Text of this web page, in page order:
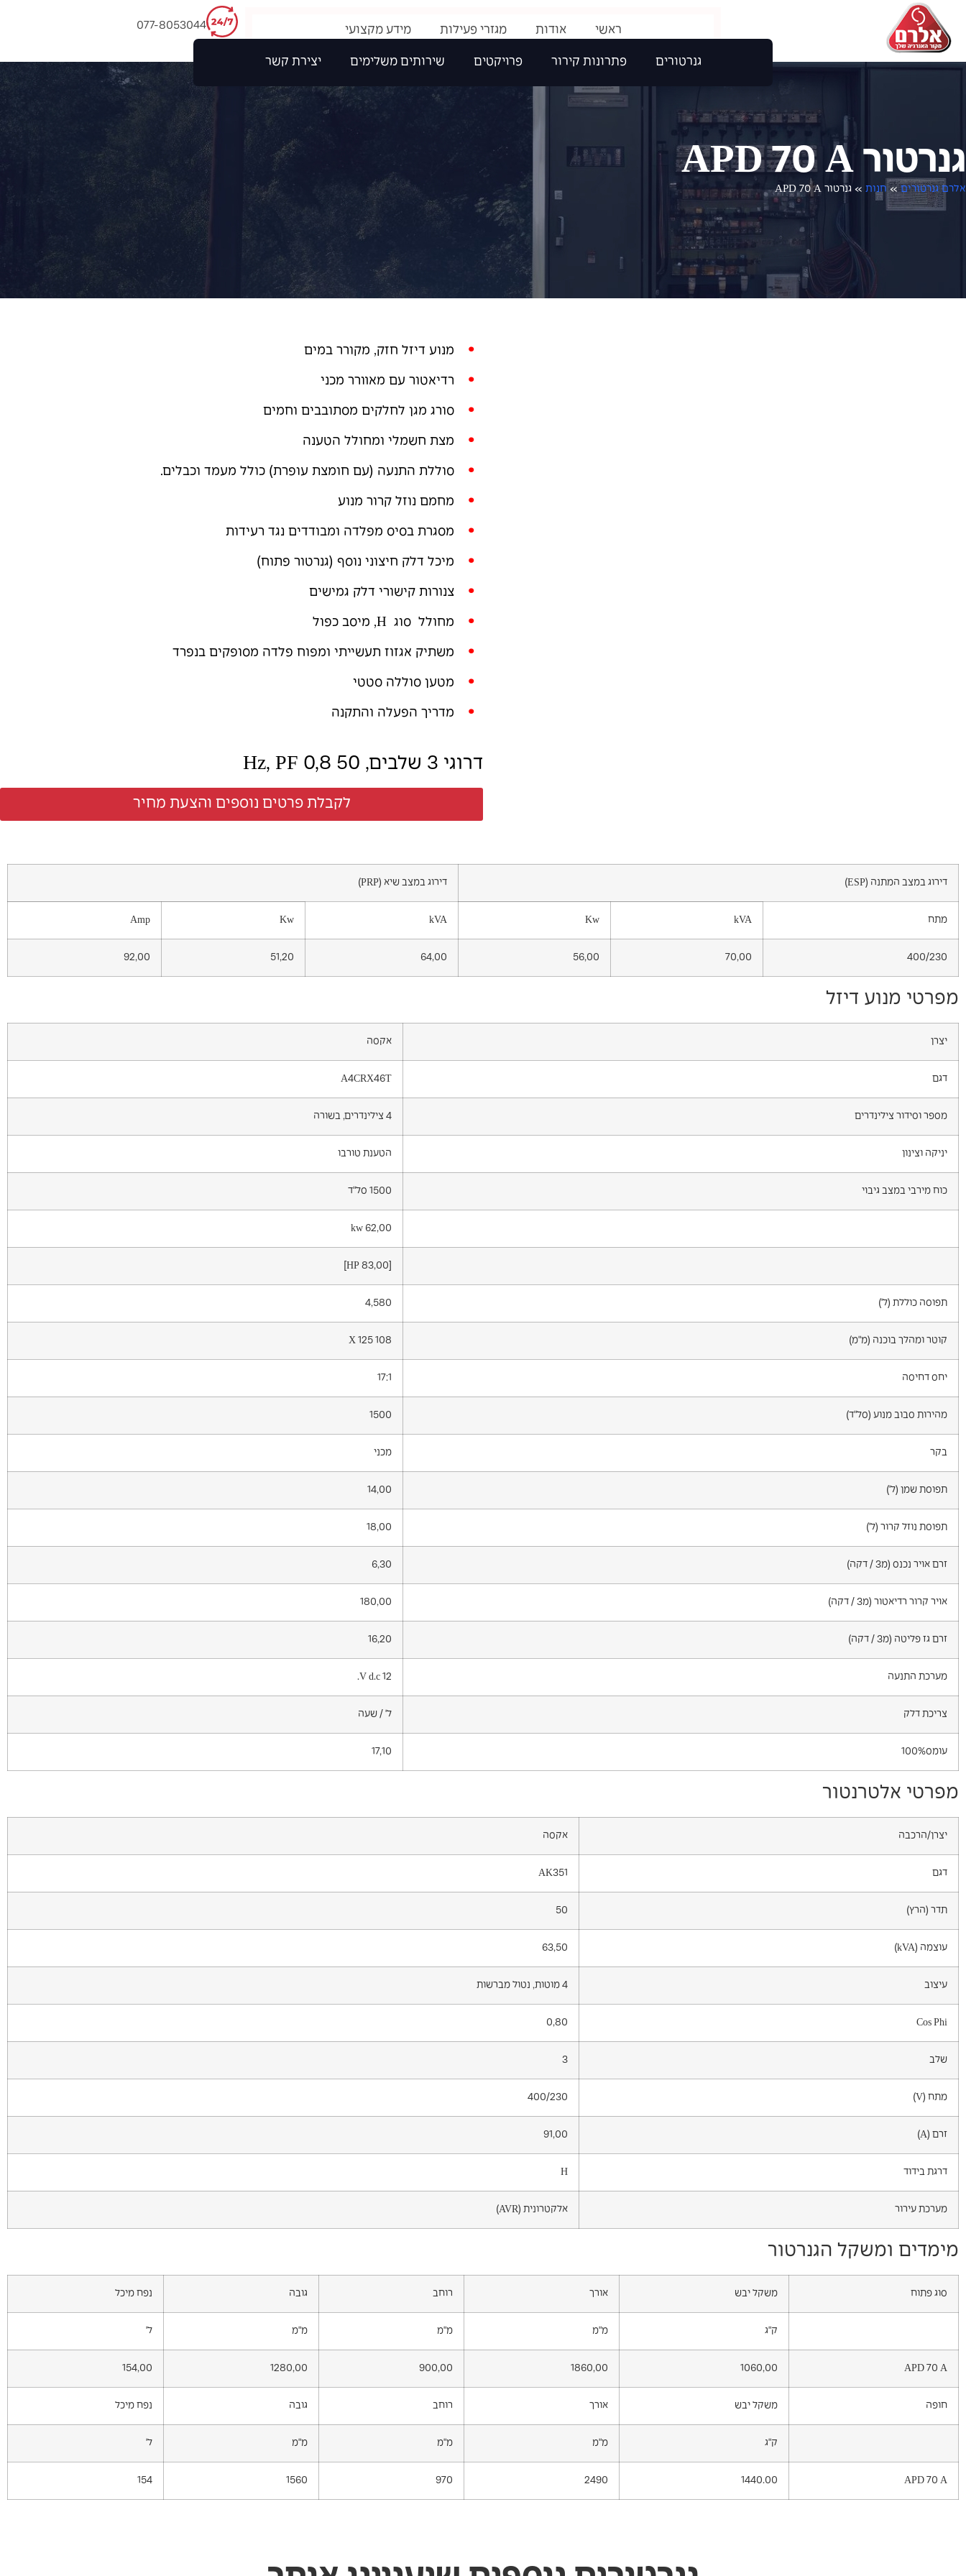
ראשי אודות מגזרי פעילות מידע מקצועי 077-8053044
גנרטורים פתרונות קירור פרויקטים שירותים משלימים יצירת קשר
גנרטור APD 70 A
אלרם גנרטורים» חנות » גנרטור APD 70 A
מנוע דיזל חזק, מקורר במים
רדיאטור עם מאוורר מכני
סורג מגן לחלקים מסתובבים וחמים
מצת חשמלי ומחולל הטענה
סוללת התנעה (עם חומצת עופרת) כולל מעמד וכבלים.
מחמם נוזל קרור מנוע
מסגרת בסיס מפלדה ומבודדים נגד רעידות
מיכל דלק חיצוני נוסף (גנרטור פתוח)
צנורות קישורי דלק גמישים
מחולל סוג H, מיסב כפול
משתיק אגזוז תעשייתי ומפוח פלדה מסופקים בנפרד
מטען סוללה סטטי
מדריך הפעלה והתקנה
דרוגי 3 שלבים, 50 Hz, PF 0,8
לקבלת פרטים נוספים והצעת מחיר
דירוג במצב המתנה (ESP) דירוג במצב שיא (PRP)
מתח kVA
Kw
kVA
Kw
Amp
400/230
70,00
56,00
64,00
51,20
92,00
מפרטי מנוע דיזל
יצרן אקסה
דגם A4CRX46T
מספר וסידור צילינדרים 4 צילינדרים, בשורה
יניקה וצינון הטענת טורבו
כוח מירבי במצב גיבוי 1500 סל"ד
kw 62,00
תפוסה כוללת (ל') 4,580
קוטר ומהלך בוכנה (מ"מ) 108 X 125
יחס דחיסה 17:1
מהירות סבוב מנוע (סל"ד) 1500
בקר מכני
תפוסת שמן (ל') 14,00
תפוסת נוזל קרור (ל') 18,00
זרם אויר נכנס (מ3 / דקה) 6,30
אויר קרור רדיאטור (מ3 / דקה) 180,00
זרם גז פליטה (מ3 / דקה) 16,20
מערכת התנעה 12 V d.c.
צריכת דלק ל' / שעה
עומס100% 17,10
מפרטי אלטרנטור
יצרן/הרכבה אקסה
דגם AK351
תדר (הרץ) 50
עוצמה (kVA) 63,50
עיצוב 4 מוטות, נטול מברשות
Cos Phi
0,80
שלב 3
מתח (V) 400/230
זרם (A) 91,00
דרגת בידוד H
מערכת עירור אלקטרונית (AVR)
מימדים ומשקל הגנרטור
סוג פתוח משקל יבש אורך רוחב גובה נפח מיכל
ק"ג מ"מ מ"מ מ"מ ל'
APD 70 A
1060,00
1860,00
900,00
1280,00
154,00
חופה משקל יבש אורך רוחב גובה נפח מיכל
ק"ג מ"מ מ"מ מ"מ ל'
APD 70 A
1440.00
2490
970
1560
154